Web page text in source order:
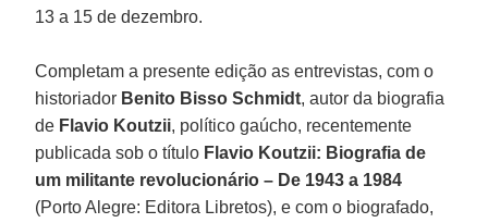
13 a 15 de dezembro.
Completam a presente edição as entrevistas, com o
historiador Benito Bisso Schmidt, autor da biografia
de Flavio Koutzii, político gaúcho, recentemente
publicada sob o título Flavio Koutzii: Biografia de
um militante revolucionário – De 1943 a 1984
(Porto Alegre: Editora Libretos), e com o biografado,